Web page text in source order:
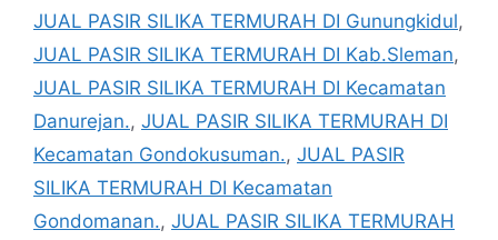
JUAL PASIR SILIKA TERMURAH DI Gunungkidul,
JUAL PASIR SILIKA TERMURAH DI Kab.Sleman,
JUAL PASIR SILIKA TERMURAH DI Kecamatan
Danurejan., JUAL PASIR SILIKA TERMURAH DI
Kecamatan Gondokusuman., JUAL PASIR
SILIKA TERMURAH DI Kecamatan
Gondomanan., JUAL PASIR SILIKA TERMURAH